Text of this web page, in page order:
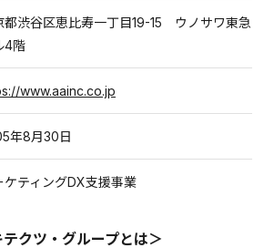
都渋谷区恵比寿一丁目19-15 ウノサワ東急
4階
www.aainc.co.jp
年8月30日
ケティングDX支援事業
クツ・グループとは＞